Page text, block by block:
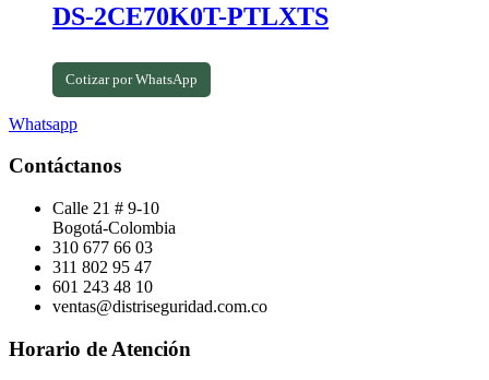
DS-2CE70K0T-PTLXTS
Cotizar por WhatsApp
Whatsapp
Contáctanos
Calle 21 # 9-10
Bogotá-Colombia
310 677 66 03
311 802 95 47
601 243 48 10
ventas@distriseguridad.com.co
Horario de Atención